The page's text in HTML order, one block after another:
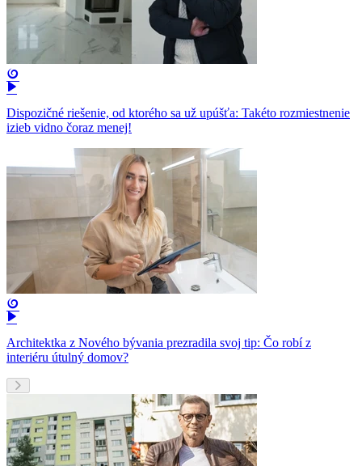
Dispozičné riešenie, od ktorého sa už upúšťa: Takéto rozmiestnenie
izieb vidno čoraz menej!
Architektka z Nového bývania prezradila svoj tip: Čo robí z
interiéru útulný domov?